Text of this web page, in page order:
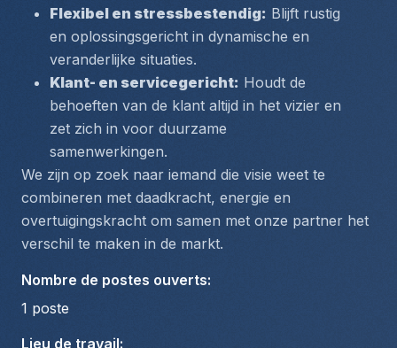
Flexibel en stressbestendig: Blijft rustig
en oplossingsgericht in dynamische en
veranderlijke situaties.
Klant- en servicegericht: Houdt de
behoeften van de klant altijd in het vizier en
zet zich in voor duurzame
samenwerkingen.
We zijn op zoek naar iemand die visie weet te
combineren met daadkracht, energie en
overtuigingskracht om samen met onze partner het
verschil te maken in de markt.
Nombre de postes ouverts:
1 poste
Lieu de travail: